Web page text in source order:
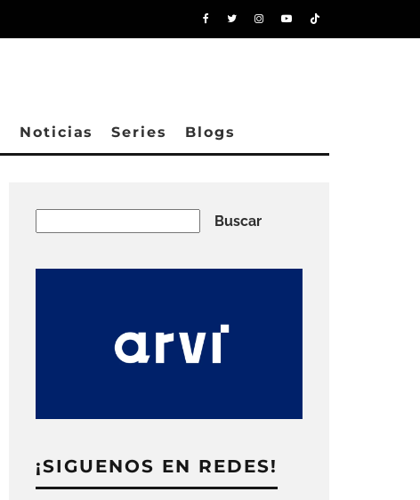
Noticias Series Blogs
Buscar
¡SIGUENOS EN REDES!